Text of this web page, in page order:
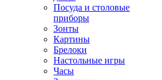
Посуда и столовые
приборы
Зонты
Картины
Брелоки
Настольные игры
Часы